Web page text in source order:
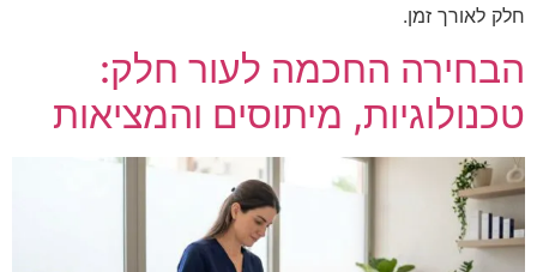
חלק לאורך זמן.
הבחירה החכמה לעור חלק:
טכנולוגיות, מיתוסים והמציאות